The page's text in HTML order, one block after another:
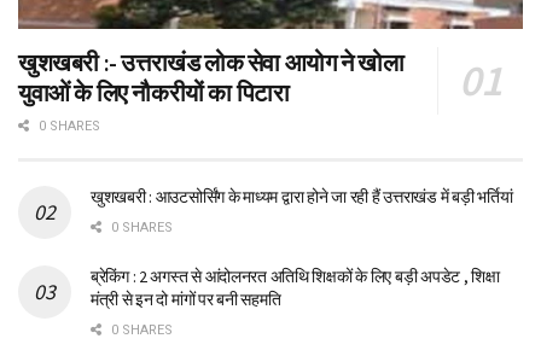
खुशखबरी :- उत्तराखंड लोक सेवा आयोग ने खोला
युवाओं के लिए नौकरीयों का पिटारा
0 SHARES
खुशखबरी : आउटसोर्सिंग के माध्यम द्वारा होने जा रही हैं उत्तराखंड में बड़ी भर्तियां
0 SHARES
ब्रेकिंग : 2 अगस्त से आंदोलनरत अतिथि शिक्षकों के लिए बड़ी अपडेट , शिक्षा
मंत्री से इन दो मांगों पर बनी सहमति
0 SHARES